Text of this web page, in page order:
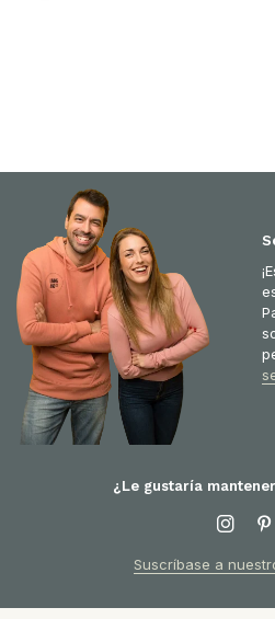
¿Le gustaría
Suscríbase a